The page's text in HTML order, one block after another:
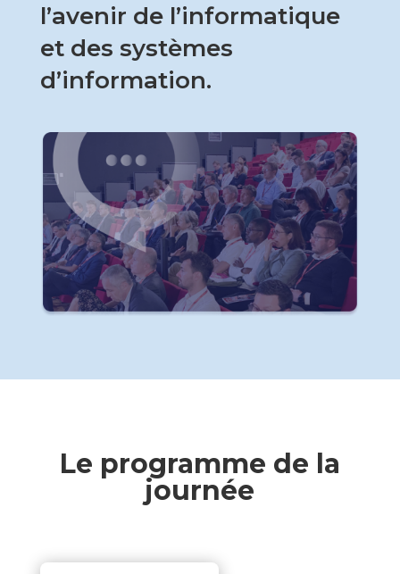
l’avenir de l’informatique
et des systèmes
d’information.
Le programme de la
journée